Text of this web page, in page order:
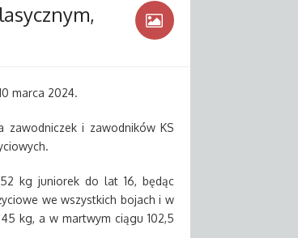
marca 2024.
zawodniczek i zawodników KS
kg juniorek do lat 16, będąc
we wszystkich bojach i w
kg, a w martwym ciągu 102,5